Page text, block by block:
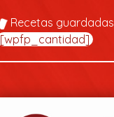
Recetas guardadas
[wpfp_cantidad]